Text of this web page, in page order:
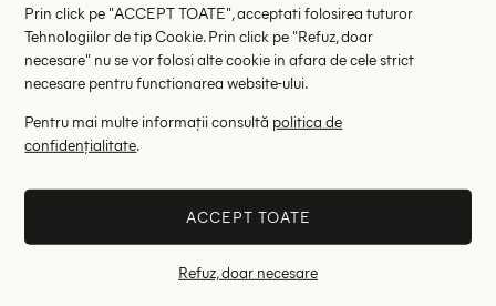
Salopeta River Island, mix
culori
55.90 lei
Salopeta River Island, mix
- 43%
Prin click pe "ACCEPT TOATE", acceptati folosirea tuturor
Tehnologiilor de tip Cookie. Prin click pe "Refuz, doar
necesare" nu se vor folosi alte cookie in afara de cele strict
necesare pentru functionarea website-ului.
Pentru mai multe informații consultă politica de
confidențialitate.
ACCEPT TOATE
Refuz, doar necesare